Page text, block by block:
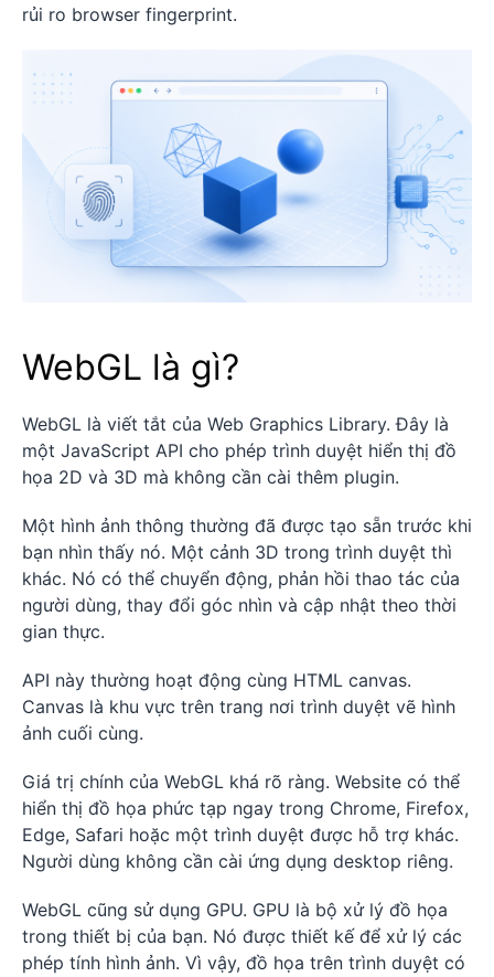
rủi ro browser fingerprint.
WebGL là gì?
WebGL là viết tắt của Web Graphics Library. Đây là
một JavaScript API cho phép trình duyệt hiển thị đồ
họa 2D và 3D mà không cần cài thêm plugin.
Một hình ảnh thông thường đã được tạo sẵn trước khi
bạn nhìn thấy nó. Một cảnh 3D trong trình duyệt thì
khác. Nó có thể chuyển động, phản hồi thao tác của
người dùng, thay đổi góc nhìn và cập nhật theo thời
gian thực.
API này thường hoạt động cùng HTML canvas.
Canvas là khu vực trên trang nơi trình duyệt vẽ hình
ảnh cuối cùng.
Giá trị chính của WebGL khá rõ ràng. Website có thể
hiển thị đồ họa phức tạp ngay trong Chrome, Firefox,
Edge, Safari hoặc một trình duyệt được hỗ trợ khác.
Người dùng không cần cài ứng dụng desktop riêng.
WebGL cũng sử dụng GPU. GPU là bộ xử lý đồ họa
trong thiết bị của bạn. Nó được thiết kế để xử lý các
phép tính hình ảnh. Vì vậy, đồ họa trên trình duyệt có